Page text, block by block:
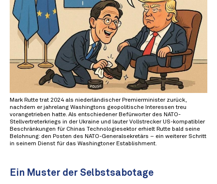
Mark Rutte trat 2024 als niederländischer Premierminister zurück,
nachdem er jahrelang Washingtons geopolitische Interessen treu
vorangetrieben hatte. Als entschiedener Befürworter des NATO-
Stellvertreterkriegs in der Ukraine und lauter Vollstrecker US-kompatibler
Beschränkungen für Chinas Technologiesektor erhielt Rutte bald seine
Belohnung: den Posten des NATO-Generalsekretärs – ein weiterer Schritt
in seinem Dienst für das Washingtoner Establishment.
Ein Muster der Selbstsabotage